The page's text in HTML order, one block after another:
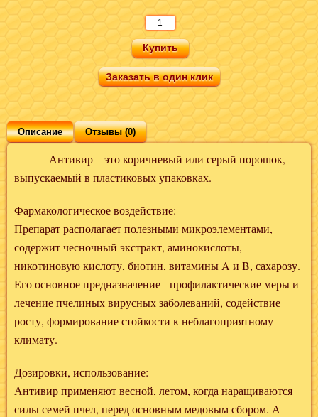
Заказать в один клик
Описание Отзывы (0)
Антивир – это коричневый или серый порошок,
выпускаемый в пластиковых упаковках.
Фармакологическое воздействие:
Препарат располагает полезными микроэлементами,
содержит чесночный экстракт, аминокислоты,
никотиновую кислоту, биотин, витамины A и B, сахарозу.
Его основное предназначение - профилактические меры и
лечение пчелиных вирусных заболеваний, содействие
росту, формирование стойкости к неблагоприятному
климату.
Дозировки, использование:
Антивир применяют весной, летом, когда наращиваются
силы семей пчел, перед основным медовым сбором. А